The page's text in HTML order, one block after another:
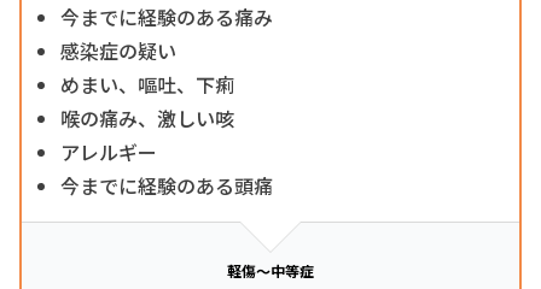
今までに経験のある痛み
感染症の疑い
めまい、嘔吐、下痢
喉の痛み、激しい咳
アレルギー
今までに経験のある頭痛
軽傷～中等症